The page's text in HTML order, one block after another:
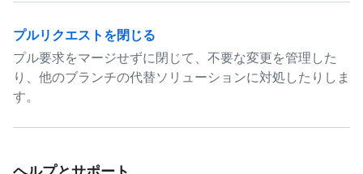
プルリクエストを閉じる
プル要求をマージせずに閉じて、不要な変更を管理した
り、他のブランチの代替ソリューションに対処したりしま
す。